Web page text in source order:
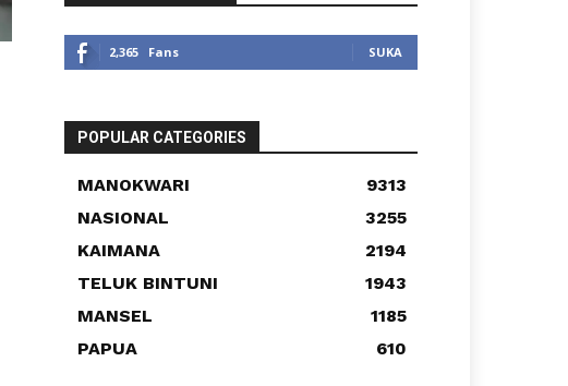
2,365 Fans SUKA
POPULAR CATEGORIES
MANOKWARI
9313
NASIONAL
3255
KAIMANA
2194
TELUK BINTUNI
1943
MANSEL
1185
PAPUA
610